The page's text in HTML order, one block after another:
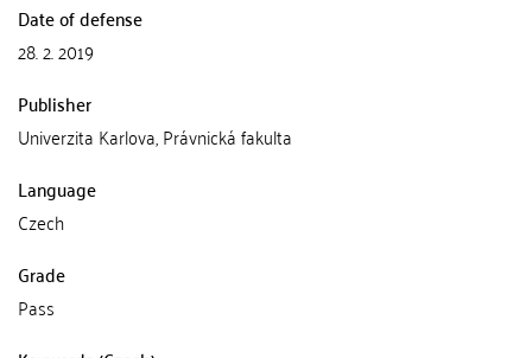
Date of defense
28. 2. 2019
Publisher
Univerzita Karlova, Právnická fakulta
Language
Czech
Grade
Pass